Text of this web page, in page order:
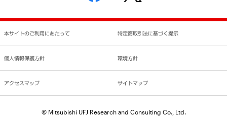
書面による個人情報の開示等の請求の手続きについて
本サイトのご利用にあたって 特定商取引法に基づく提示
個人情報保護方針 環境方針
アクセスマップ サイトマップ
© Mitsubishi UFJ Research and Consulting Co., Ltd.